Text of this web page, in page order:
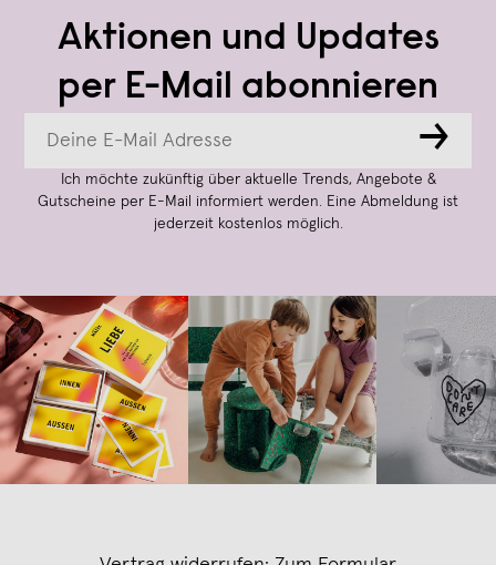
Aktionen und Updates
per E-Mail abonnieren
→
Ich möchte zukünftig über aktuelle Trends, Angebote &
Gutscheine per E-Mail informiert werden. Eine Abmeldung ist
jederzeit kostenlos möglich.